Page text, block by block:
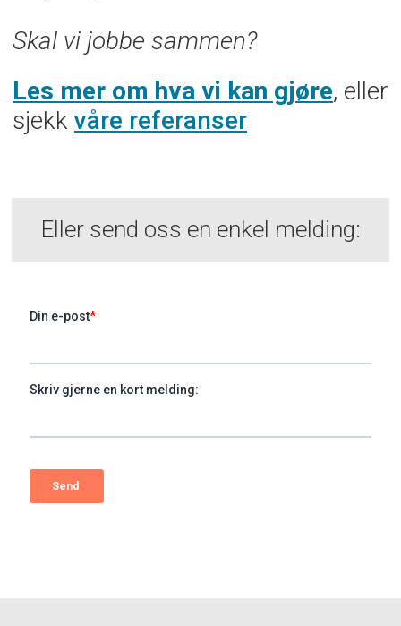
Skal vi jobbe sammen?
Les mer om hva vi kan gjøre, eller
sjekk våre referanser
Eller send oss en enkel melding: